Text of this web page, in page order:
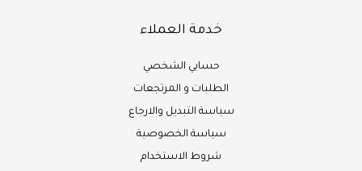
خدمة العملاء
حسابي الشخصي
الطلبات و المرتجعات
سياسة التبديل والارجاع
سياسة الخصوصية
شروط الاستخدام